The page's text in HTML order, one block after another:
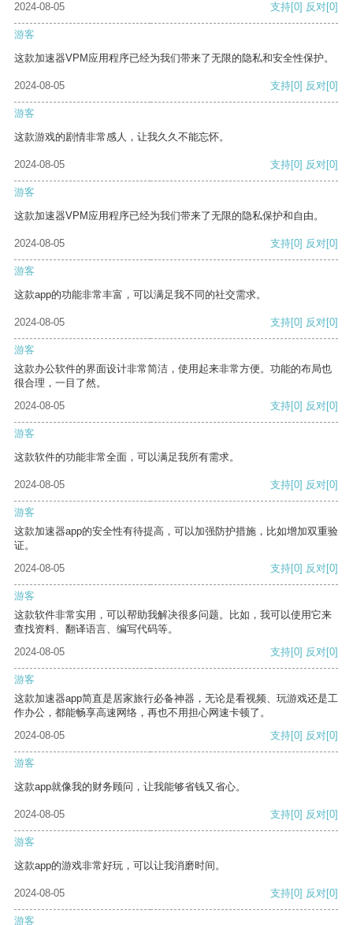
2024-08-05 支持[0] 反对[0]
游客
这款加速器VPM应用程序已经为我们带来了无限的隐私和安全性保护。
2024-08-05 支持[0] 反对[0]
游客
这款游戏的剧情非常感人，让我久久不能忘怀。
2024-08-05 支持[0] 反对[0]
游客
这款加速器VPM应用程序已经为我们带来了无限的隐私保护和自由。
2024-08-05 支持[0] 反对[0]
游客
这款app的功能非常丰富，可以满足我不同的社交需求。
2024-08-05 支持[0] 反对[0]
游客
这款办公软件的界面设计非常简洁，使用起来非常方便。功能的布局也
很合理，一目了然。
2024-08-05
支持[0] 反对[0]
游客
这款软件的功能非常全面，可以满足我所有需求。
2024-08-05 支持[0] 反对[0]
游客
这款加速器app的安全性有待提高，可以加强防护措施，比如增加双重验
证。
2024-08-05
支持[0] 反对[0]
游客
这款软件非常实用，可以帮助我解决很多问题。比如，我可以使用它来
查找资料、翻译语言、编写代码等。
2024-08-05
支持[0] 反对[0]
游客
这款加速器app简直是居家旅行必备神器，无论是看视频、玩游戏还是工
作办公，都能畅享高速网络，再也不用担心网速卡顿了。
2024-08-05
支持[0] 反对[0]
游客
这款app就像我的财务顾问，让我能够省钱又省心。
2024-08-05 支持[0] 反对[0]
游客
这款app的游戏非常好玩，可以让我消磨时间。
2024-08-05 支持[0] 反对[0]
游客